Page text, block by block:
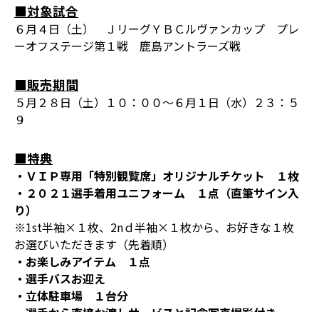
■対象試合
６月４日（土） ＪリーグＹＢＣルヴァンカップ プレ
ーオフステージ第１戦 鹿島アントラーズ戦
■販売期間
５月２８日（土）１０：００～６月１日（水）２３：５
９
■特典
・ＶＩＰ専用「特別観覧席」オリジナルチケット １枚
・２０２１選手着用ユニフォーム １点（直筆サイン入
り）
※1st半袖×１枚、2nｄ半袖×１枚から、お好きな１枚
お選びいただきます（先着順）
・お楽しみアイテム １点
・選手バスお迎え
・立体駐車場 １台分